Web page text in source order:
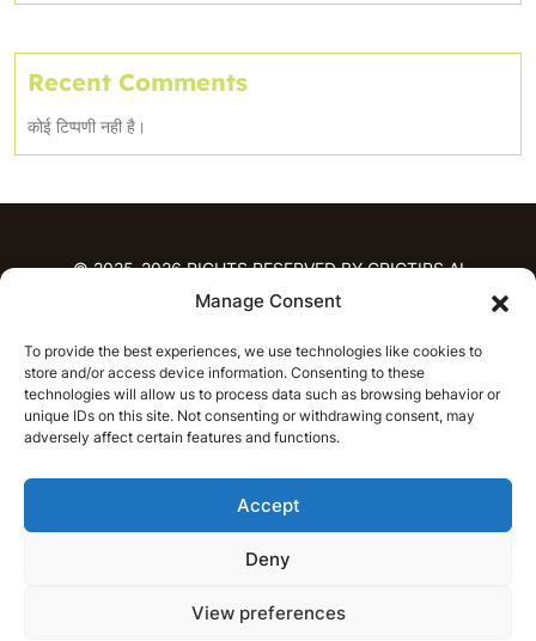
Manage Consent
To provide the best experiences, we use technologies like cookies to
store and/or access device information. Consenting to these
technologies will allow us to process data such as browsing behavior or
unique IDs on this site. Not consenting or withdrawing consent, may
adversely affect certain features and functions.
Accept
Deny
View preferences
Recent Comments
कोई टिप्पणी नही है।
© 2025-2026 RIGHTS RESERVED BY CRICTIPS.AI
भविष्यवाणियाँ
आईपीएल भविष्यवाणियाँ
टी20 लीग भविष्यवाणियाँ
महिला क्रिकेट
नवीनतम क्रिकेट भविष्यवाणियाँ
भविष्यवाणी विश्लेषण
समाचार
आईपीएल समाचार
English